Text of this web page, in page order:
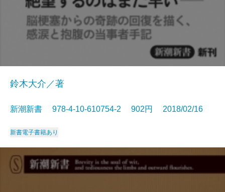
鈴木大介／著
新潮新書 978-4-10-610754-2 902円 2018/02/16
新書電子書籍あり